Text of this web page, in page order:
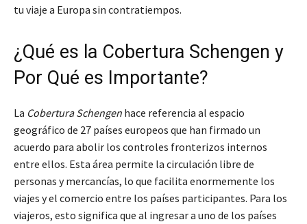
tu viaje a Europa sin contratiempos.
¿Qué es la Cobertura Schengen y
Por Qué es Importante?
La Cobertura Schengen hace referencia al espacio
geográfico de 27 países europeos que han firmado un
acuerdo para abolir los controles fronterizos internos
entre ellos. Esta área permite la circulación libre de
personas y mercancías, lo que facilita enormemente los
viajes y el comercio entre los países participantes. Para los
viajeros, esto significa que al ingresar a uno de los países